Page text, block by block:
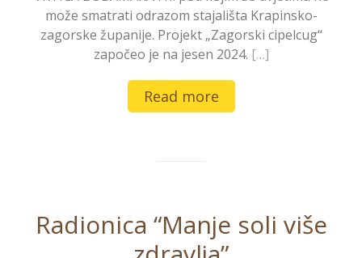
može smatrati odrazom stajališta Krapinsko-
zagorske županije. Projekt „Zagorski cipelcug“
započeo je na jesen 2024. […]
Read more
Radionica “Manje soli više